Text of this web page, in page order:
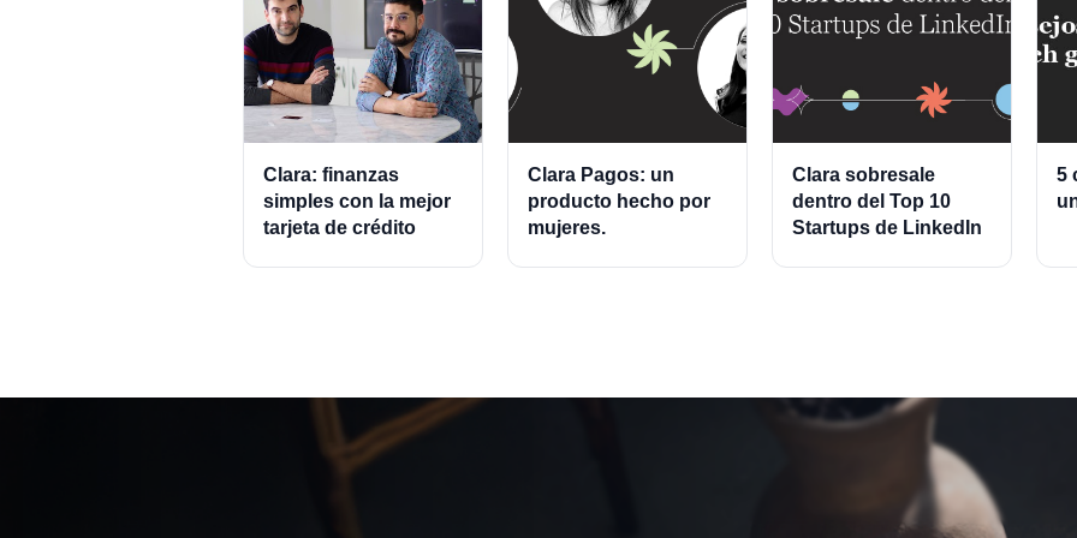
Clara: finanzas
simples con la mejor
tarjeta de crédito
Clara Pagos: un
producto hecho por
mujeres.
Clara sobresale
dentro del Top 10
Startups de LinkedIn
5